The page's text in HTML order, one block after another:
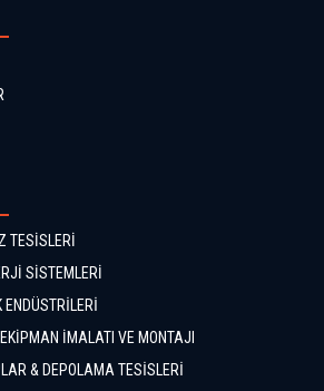
TESİSLERİ
SİSTEMLERİ
İMALATI VE MONTAJI
& DEPOLAMA TESİSLERİ